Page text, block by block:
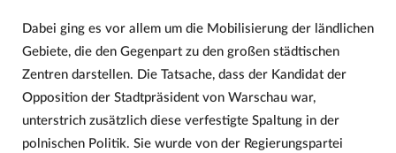
Dabei ging es vor allem um die Mobilisierung der ländlichen
Gebiete, die den Gegenpart zu den großen städtischen
Zentren darstellen. Die Tatsache, dass der Kandidat der
Opposition der Stadtpräsident von Warschau war,
unterstrich zusätzlich diese verfestigte Spaltung in der
polnischen Politik. Sie wurde von der Regierungspartei